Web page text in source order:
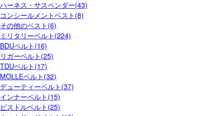
ハーネス・サスペンダー(43)
コンシールメントベスト(8)
その他のベスト(6)
ミリタリーベルト(224)
BDUベルト(16)
リガーベルト(25)
TDUベルト(17)
MOLLEベルト(32)
デューティーベルト(37)
インナーベルト(15)
ピストルベルト(25)